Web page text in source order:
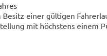
einer gül­ti­gen
mit höchs­tens einem